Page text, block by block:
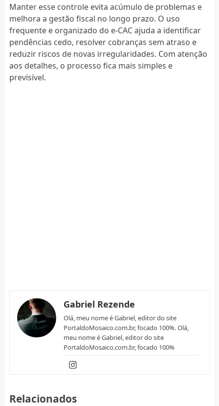
Manter esse controle evita acúmulo de problemas e
melhora a gestão fiscal no longo prazo. O uso
frequente e organizado do e-CAC ajuda a identificar
pendências cedo, resolver cobranças sem atraso e
reduzir riscos de novas irregularidades. Com atenção
aos detalhes, o processo fica mais simples e
previsível.
Gabriel Rezende
Olá, meu nome é Gabriel, editor do site
PortaldoMosaico.com.br, focado 100%. Olá,
meu nome é Gabriel, editor do site
PortaldoMosaico.com.br, focado 100%
Relacionados